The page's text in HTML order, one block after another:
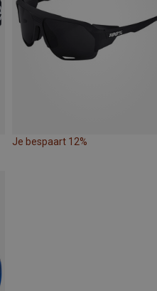
Je bespaart 12%